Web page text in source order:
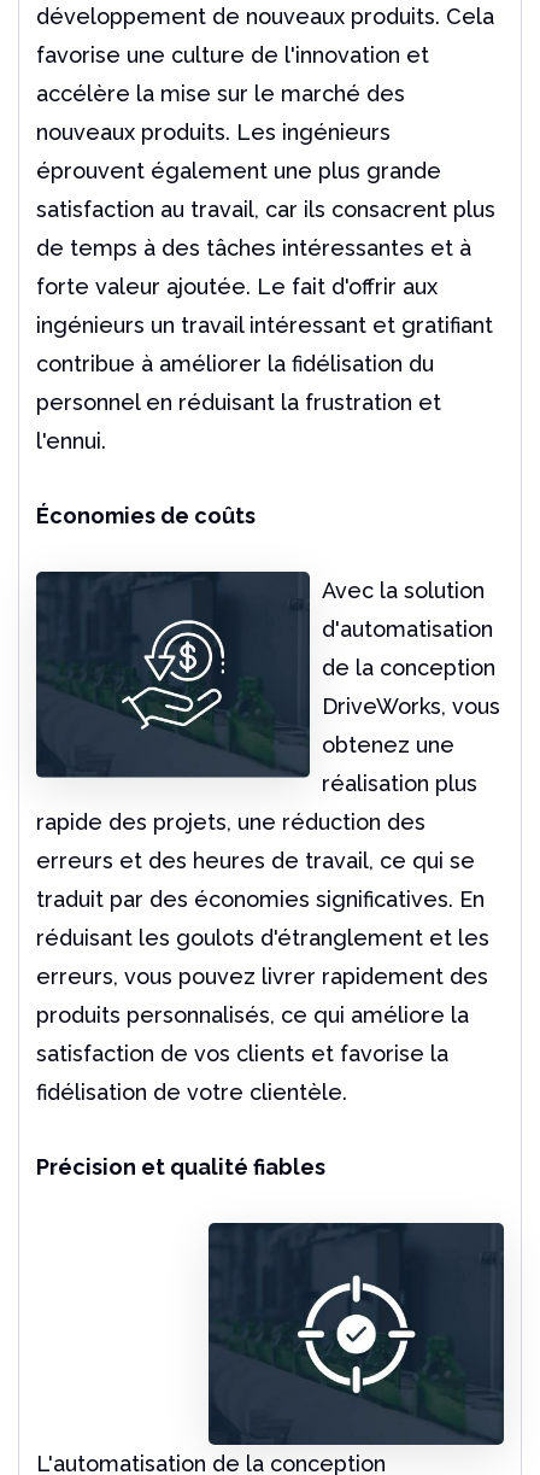
développement de nouveaux produits. Cela
favorise une culture de l'innovation et
accélère la mise sur le marché des
nouveaux produits. Les ingénieurs
éprouvent également une plus grande
satisfaction au travail, car ils consacrent plus
de temps à des tâches intéressantes et à
forte valeur ajoutée. Le fait d'offrir aux
ingénieurs un travail intéressant et gratifiant
contribue à améliorer la fidélisation du
personnel en réduisant la frustration et
l'ennui.
Économies de coûts
Avec la solution
d'automatisation
de la conception
DriveWorks, vous
obtenez une
réalisation plus
rapide des projets, une réduction des
erreurs et des heures de travail, ce qui se
traduit par des économies significatives. En
réduisant les goulots d'étranglement et les
erreurs, vous pouvez livrer rapidement des
produits personnalisés, ce qui améliore la
satisfaction de vos clients et favorise la
fidélisation de votre clientèle.
Précision et qualité fiables
L'automatisation de la conception